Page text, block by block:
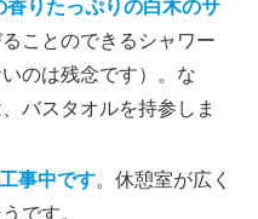
香りたっぷりの白木のサ
ことのできるシャワー
のは残念です）。な
バスタオルを持参しま
事中です。休憩室が広く
です。